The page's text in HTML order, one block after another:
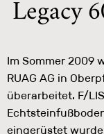
Legacy
Im Sommer 2009
RUAG AG in
überarbeitet. F/
eingerüstet